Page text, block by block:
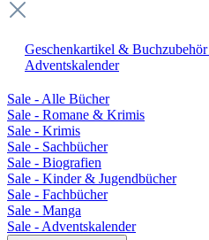
Geschenkartikel & Buchzubehör
Adventskalender
Sale - Alle Bücher
Sale - Romane & Krimis
Sale - Krimis
Sale - Sachbücher
Sale - Biografien
Sale - Kinder & Jugendbücher
Sale - Fachbücher
Sale - Manga
Sale - Adventskalender